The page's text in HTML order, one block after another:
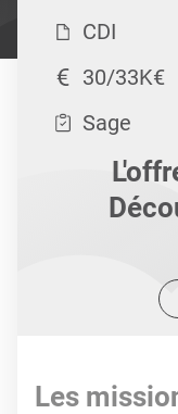
CDI
30/33K€
Sage
Les